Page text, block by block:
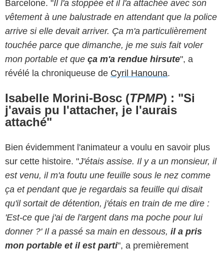
Barcelone. "Il l'a stoppée et il l'a attachée avec son
vêtement à une balustrade en attendant que la police
arrive si elle devait arriver. Ça m'a particulièrement
touchée parce que dimanche, je me suis fait voler
mon portable et que ça m'a rendue hirsute", a
révélé la chroniqueuse de Cyril Hanouna.
Isabelle Morini-Bosc (TPMP) : "Si
j'avais pu l'attacher, je l'aurais
attaché"
Bien évidemment l'animateur a voulu en savoir plus
sur cette histoire. "J'étais assise. Il y a un monsieur, il
est venu, il m'a foutu une feuille sous le nez comme
ça et pendant que je regardais sa feuille qui disait
qu'il sortait de détention, j'étais en train de me dire :
'Est-ce que j'ai de l'argent dans ma poche pour lui
donner ?' Il a passé sa main en dessous, il a pris
mon portable et il est parti", a premièrement